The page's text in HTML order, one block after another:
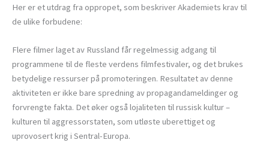
Her er et utdrag fra oppropet, som beskriver Akademiets krav til
de ulike forbudene:
Flere filmer laget av Russland får regelmessig adgang til
programmene til de fleste verdens filmfestivaler, og det brukes
betydelige ressurser på promoteringen. Resultatet av denne
aktiviteten er ikke bare spredning av propagandameldinger og
forvrengte fakta. Det øker også lojaliteten til russisk kultur –
kulturen til aggressorstaten, som utløste uberettiget og
uprovosert krig i Sentral-Europa.